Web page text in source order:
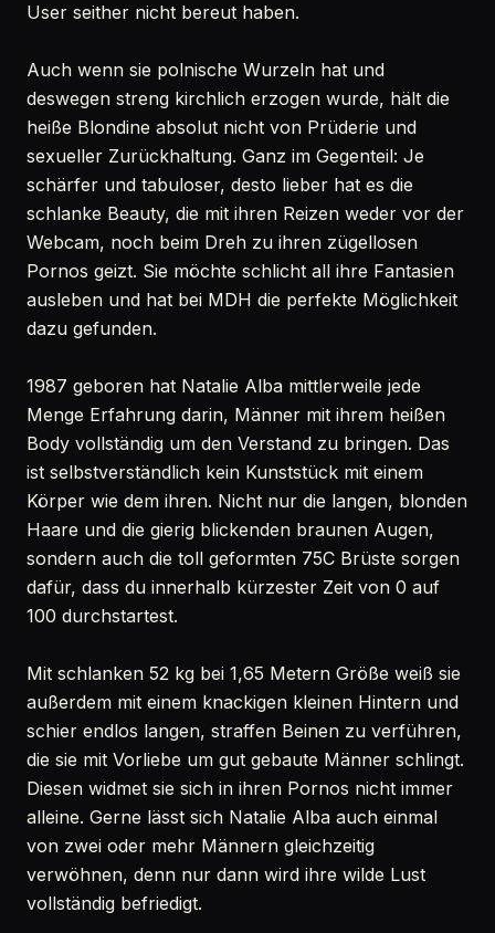
User seither nicht bereut haben.
Auch wenn sie polnische Wurzeln hat und
deswegen streng kirchlich erzogen wurde, hält die
heiße Blondine absolut nicht von Prüderie und
sexueller Zurückhaltung. Ganz im Gegenteil: Je
schärfer und tabuloser, desto lieber hat es die
schlanke Beauty, die mit ihren Reizen weder vor der
Webcam, noch beim Dreh zu ihren zügellosen
Pornos geizt. Sie möchte schlicht all ihre Fantasien
ausleben und hat bei MDH die perfekte Möglichkeit
dazu gefunden.
1987 geboren hat Natalie Alba mittlerweile jede
Menge Erfahrung darin, Männer mit ihrem heißen
Body vollständig um den Verstand zu bringen. Das
ist selbstverständlich kein Kunststück mit einem
Körper wie dem ihren. Nicht nur die langen, blonden
Haare und die gierig blickenden braunen Augen,
sondern auch die toll geformten 75C Brüste sorgen
dafür, dass du innerhalb kürzester Zeit von 0 auf
100 durchstartest.
Mit schlanken 52 kg bei 1,65 Metern Größe weiß sie
außerdem mit einem knackigen kleinen Hintern und
schier endlos langen, straffen Beinen zu verführen,
die sie mit Vorliebe um gut gebaute Männer schlingt.
Diesen widmet sie sich in ihren Pornos nicht immer
alleine. Gerne lässt sich Natalie Alba auch einmal
von zwei oder mehr Männern gleichzeitig
verwöhnen, denn nur dann wird ihre wilde Lust
vollständig befriedigt.